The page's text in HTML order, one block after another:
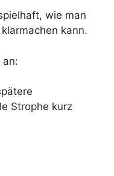
wie man
kann.
an:
Strophe kurz